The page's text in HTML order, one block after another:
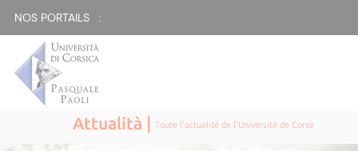
NOS PORTAILS :
Attualità |Toute l'actualité de l'Université de Corse